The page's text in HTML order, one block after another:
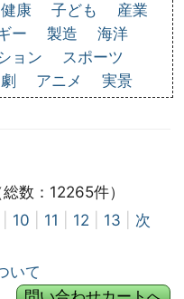
健康 子ども
産業
ー 製造
海洋
ョン
スポーツ
劇 アニメ 実景
数：12265件）
10 11 12 13
次
いて